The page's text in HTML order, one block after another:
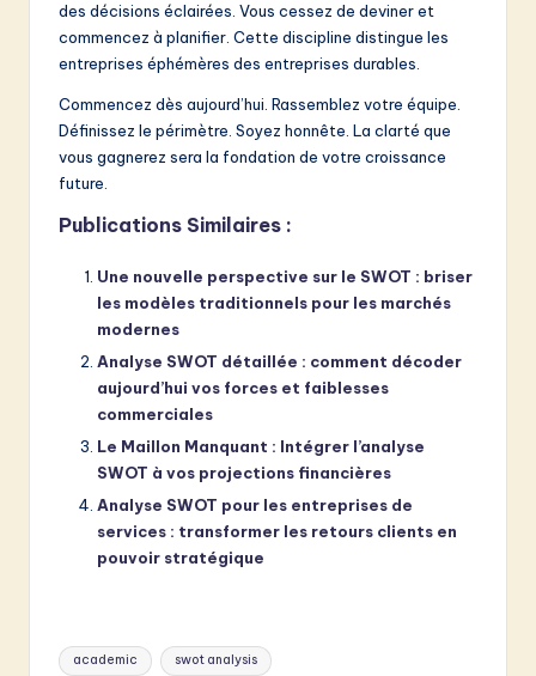
des décisions éclairées. Vous cessez de deviner et
commencez à planifier. Cette discipline distingue les
entreprises éphémères des entreprises durables.
Commencez dès aujourd’hui. Rassemblez votre équipe.
Définissez le périmètre. Soyez honnête. La clarté que
vous gagnerez sera la fondation de votre croissance
future.
Publications Similaires :
Une nouvelle perspective sur le SWOT : briser
les modèles traditionnels pour les marchés
modernes
Analyse SWOT détaillée : comment décoder
aujourd’hui vos forces et faiblesses
commerciales
Le Maillon Manquant : Intégrer l’analyse
SWOT à vos projections financières
Analyse SWOT pour les entreprises de
services : transformer les retours clients en
pouvoir stratégique
Tags:
academic swot analysis